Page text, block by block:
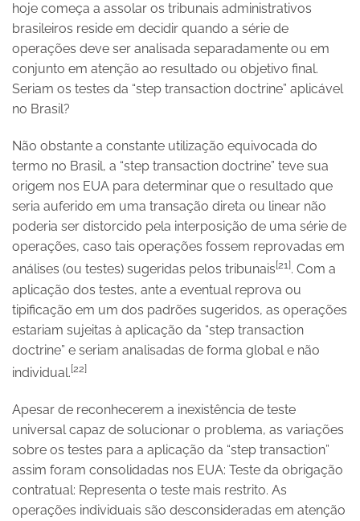
hoje começa a assolar os tribunais administrativos
brasileiros reside em decidir quando a série de
operações deve ser analisada separadamente ou em
conjunto em atenção ao resultado ou objetivo final.
Seriam os testes da “step transaction doctrine” aplicável
no Brasil?
Não obstante a constante utilização equivocada do
termo no Brasil, a “step transaction doctrine” teve sua
origem nos EUA para determinar que o resultado que
seria auferido em uma transação direta ou linear não
poderia ser distorcido pela interposição de uma série de
operações, caso tais operações fossem reprovadas em
análises (ou testes) sugeridas pelos tribunais[21]. Com a
aplicação dos testes, ante a eventual reprova ou
tipificação em um dos padrões sugeridos, as operações
estariam sujeitas à aplicação da “step transaction
doctrine” e seriam analisadas de forma global e não
individual.[22]
Apesar de reconhecerem a inexistência de teste
universal capaz de solucionar o problema, as variações
sobre os testes para a aplicação da “step transaction”
assim foram consolidadas nos EUA: Teste da obrigação
contratual: Representa o teste mais restrito. As
operações individuais são desconsideradas em atenção